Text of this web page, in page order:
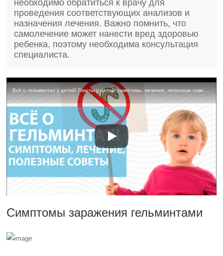
необходимо обратиться к врачу для
проведения соответствующих анализов и
назначения лечения. Важно помнить, что
самолечение может нанести вред здоровью
ребенка, поэтому необходима консультация
специалиста.
Симптомы заражения гельминтами